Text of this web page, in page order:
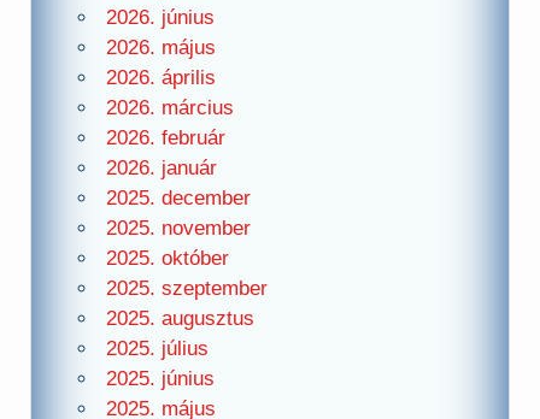
2026. június
2026. május
2026. április
2026. március
2026. február
2026. január
2025. december
2025. november
2025. október
2025. szeptember
2025. augusztus
2025. július
2025. június
2025. május